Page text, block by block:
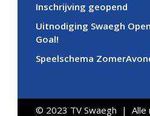
Inschrijving geopend
Uitnodiging Swaegh
Goal!
Speelschema
© 2023 TV Swaegh | Alle